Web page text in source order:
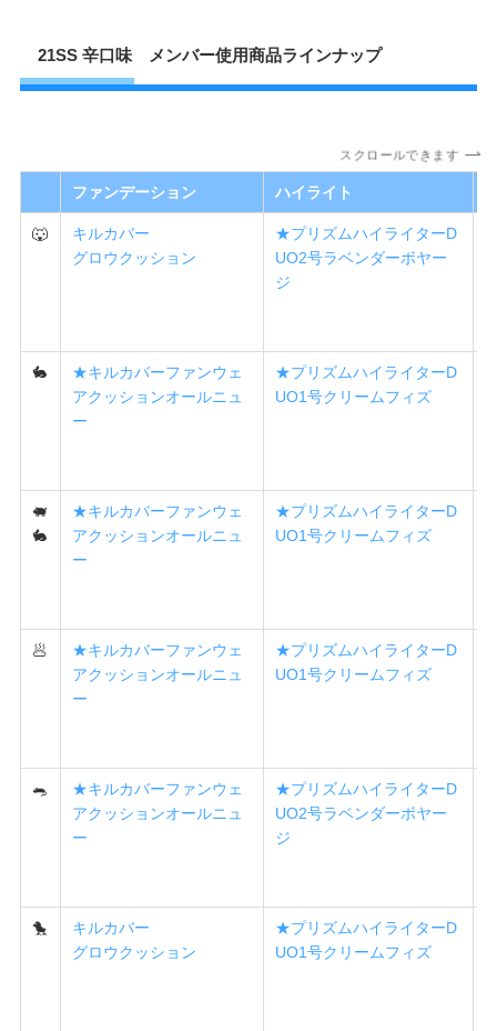
21SS 辛口味 メンバー使用商品ラインナップ
スクロールできます
ファンデーション ハイライト
🐺
キルカバー
グロウクッション
★プリズムハイライターD
UO2号ラベンダーボヤー
ジ
🐇
★キルカバーファンウェ
アクッションオールニュ
ー
★プリズムハイライターD
UO1号クリームフィズ
🐖
🐇
★キルカバーファンウェ
アクッションオールニュ
ー
★プリズムハイライターD
UO1号クリームフィズ
🥟
★キルカバーファンウェ
アクッションオールニュ
ー
★プリズムハイライターD
UO1号クリームフィズ
🐀
★キルカバーファンウェ
アクッションオールニュ
ー
★プリズムハイライターD
UO2号ラベンダーボヤー
ジ
🐤
キルカバー
グロウクッション
★プリズムハイライターD
UO1号クリームフィズ